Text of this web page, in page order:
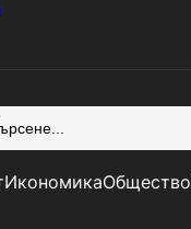
ИкономикаОбщество